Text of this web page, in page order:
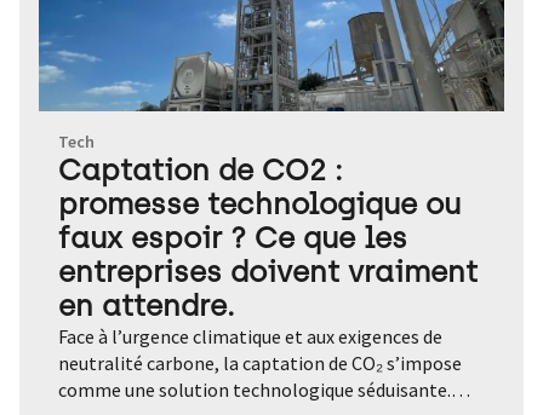
Tech
Captation de CO2 :
promesse technologique ou
faux espoir ? Ce que les
entreprises doivent vraiment
en attendre.
Face à l’urgence climatique et aux exigences de neutralité carbone, la captation de CO₂ s’impose comme une solution technologique séduisante. Mais entre promesses industrielles, limites techniques et risques de greenwashing, cette stratégie ne peut être qu’un levier d’appoint. Pour les entreprises, l’enjeu est clair : savoir où, quand et comment l’intégrer dans une trajectoire climat crédible. Et s’il était possible d’effacer nos émissions de dioxyde de carbone comme on clique sur une corbeille numérique ? La technologie peut-elle nous permettre de freiner le dérèglement climatique ? Face à l’urgence climatique et l’accélération des réglementations carbone, le captage de CO₂ fait désormais partie des stratégies climatiques de nombreuses entreprises. De l’aciérie aux start-ups de la tech verte, les regards se tournent vers cette technologie censée « aspirer » le CO₂ de l’air ou le piéger à la sortie des cheminées industrielles. Cependant, derrière les promesses d’une neutralité carbone facilitée, les limites techniques, économiques et écologiques sont bien réelles. Coûteuse, énergivore et encore marginale à l’échelle mondiale, la captation de CO₂ ne peut ni remplacer les efforts de sobriété, ni servir de prétexte à l’inaction. Alors, faut-il y croire ? Quelle place cette stratégie peut-elle occuper dans une stratégie climat d’entreprise ? Entre fantasme technologique et levier complémentaire, zoom sur la captation de dioxyde de carbone. Afin de remplir son objectif de neutralité carbone d’ici 2050, l’Union européenne s’est engagée à réduire de 55 % ses émissions de gaz à effet de serre d’ici 2030. Cela implique une décarbonation profonde de l’industrie. Selon le ministère de la Transition écologique, ce secteur représente 21 % des émissions mondiales. Et pour décarboner l’industrie, l’une des solutions serait de retirer du CO₂ de notre atmosphère. Parmi les innovations technologiques : le CCUS (Le Carbon Capture, Utilization and Storage). Un ensemble de technologies qui visent à capter les émissions de dioxyde de carbone pour les valoriser ou les séquestrer durablement et ainsi éviter qu’elles ne soient relâchées dans l’atmosphère. Pourquoi la captation de CO₂ séduit-elle ? Dans la course à la neutralité carbone, la captation de dioxyde de carbone est en train de devenir le nouvel eldorado des industriels. Prometteuse sur le papier, cette technologie est séduisante : continuer à produire, et émettre du CO₂, tout en retirant le carbone de l’atmosphère ou en le piégeant à la source. Un compromis intéressant pour des secteurs où la décarbonation pure reste complexe, voire physiquement impossible, comme ceux du ciment ou de l’acier. C’est justement ce que propose la start-up Revcoo, installée à Venissieux, près de Lyon. L’entreprise française a développé une innovation technologique capable de capter le dioxyde de carbone à la sortie des cheminées industrielles. « Avec notre technologie Carbon Cloud, on vient chercher le CO₂ directement dans les fumées des industriels, car il y est bien plus concentré. Cela se fait par cryogénie, on vient aspirer la fumée, on la sèche puis on entre au cœur de notre technologie : on gèle le CO2 pour le séparer des autres gaz. Une fois capté, le dioxyde de carbone est directement transporté vers des solutions de stockage ou bien acheminé vers des structures qui ont besoin de CO₂ pour réduire leurs émissions fossiles, comme les matériaux de construction ou les domaines de l’aviation », explique Hugo Lucas, fondateur de Revcoo. Un système qui s’adapte aux émissions incompressibles. La technologie CarbonCloud est aujourd’hui en phase pilote sur un site de production de chaux dans les Hauts-de-France. Elle permet de capter deux tonnes de CO₂ par jour. D’ici 2030, le CarbonCloud permettra de capter 100 000 tonnes de CO₂ par jour et par équipement. « On aimerait atteindre un million de tonnes de CO₂ par an », indique l’ingénieur, tout en ayant conscience qu’il s’agit d’une solution transitoire pour certaines entreprises. « Aujourd’hui, il n’y a pas beaucoup de solutions à part la carbon capture, en attendant qu’il y ait de vraies solutions qui arrivent sur le marché (telles que l’hydrogène ou l’électrification) pour pouvoir décarboner une bonne fois pour toute. Je le redis : il y a deux types de carbon capture. Le captage de CO₂, qui est essentiel pour décarboner les industries ciment, chaux et verrerie, et pour les autres, il s’agit d’un gain de temps pour remplir les objectifs de l’Union européenne, en attendant de vraies solutions », expose Hugo Lucas. Ces technologies suscitent donc l’intérêt à mesure que la pression réglementaire s’intensifie. Avec le pacte vert européen et l’élargissement du marché carbone aux secteurs du transport et des bâtiments, les entreprises doivent désormais revoir leurs modèles en profondeur. Sans parler de la directive CSRD. Entrée en vigueur en 2024, elle oblige les grandes entreprises à intégrer au sein d’une section distincte de leur rapport de gestion des informations en matière de durabilité incluant les émissions indirectes de dioxyde de carbone (Scope 3). Cela pousse donc les entreprises à chercher des solutions de compensation. Ainsi, la captation de CO₂ coche plusieurs cases : atteindre les objectifs sans forcément changer aux processus existants, améliorer les bilans climat publiés, et, dans certains cas, générer des crédits carbone revendables sur les marchés volontaires. Résultat : les investissements affluent. En 2023, les financements privés dans les technologies de captation de carbone ont franchi la barre des 11 milliards de dollars dans le monde, d’après le cabinet Bloomberg NEF. De grands groupes, tels que Microsoft, TotalEnergies ou encore Arcelor Mittal, se positionnent, entre partenariats industriels et construction de hubs de captation. Microsoft, par exemple, a signé un contrat de 10 ans avec Climeworks pour retirer 10 000 tonnes de CO₂ de l’atmosphère, une première à cette échelle. Pour beaucoup d’entreprises, en misant sur la captation, c’est surtout gagner du temps : repousser des transformations structurelles coûteuses, tout en affichant des trajectoires carbone vertueuses. Cette logique peut séduire sur le court terme mais a des limites. Des limites technologiques, écologiques et financières En pratique, la captation de dioxyde de carbone paraît bien moins magique qu’elle n’en a l’air. Les performances réelles du captage du CO₂ sont encore limitées. La captation à la source (post-combustion, oxycombustion, etc) est la méthode la plus avancée. Elle peut atteindre des taux de captation de 80 à 95 % selon les technologies. Cependant, elle reste coûteuse et énergivore. Capturer, comprimer, transporter, puis stocker du CO₂ nécessite d’importantes quantités d’énergie. Pour certaines technologies, la consommation représente jusqu’à 25 % de la production d’électricité de l’installation émettrice, d’après le Massachusetts Institute of Technology (MIT). Selon l’Agence internationale de l’énergie (AIE), moins de 0,1 % des émissions mondiales sont actuellement captées. « De nombreuses technologies sont en cours de développement, mais on ne connaît pas encore l’efficacité finale. La quantité d’énergie requise pour capter le CO₂ est très importante, notamment la quantité d’énergie électrique. On assiste au même moment à l’électrification d’autres secteurs (les transports par exemple), cela va donc venir impacter nos capacités de production électrique en France », s’inquiète Aurélie Brunstein, responsable industrie lourde au réseau Action Climat. La captation directe dans l’air (DAC) fait rêver par sa flexibilité : extraire le CO₂ de n’importe quelle zone, indépendamment des sources d’émission. Mais elle est encore plus gourmande en énergie. Climeworks, leader du secteur, estime aujourd’hui un coût entre 600 et 1 000 dollars par tonne de CO₂ retirée, bien au-dessus des prix actuels du marché carbone. Même si les coûts devraient baisser, ils resteront probablement hors de portée pour un usage massif à court terme. « Et cela peut peser sur les dépenses publiques », indique Aurélie Brunstein avant d’ajouter : « Dans le sixième rapport du GIEC (Groupe d’experts intergouvernemental sur l’évolution du climat), les scientifiques montrent que le captage de carbone représente un potentiel assez faible mais un coût important. Beaucoup d’industriels aimeraient y recourir mais demandent l’aide de l’État pour y accéder. C’est un choix technologique qui va retomber sur les finances publiques », alerte la spécialiste. Quant au stockage géologique, il suscite de nombreux débats. Le principe ? Injecter le CO₂ dans des formations souterraines (aquifères salins, anciens gisements de gaz, etc.) pour un enfouissement à long terme. Plusieurs projets sont en cours, notamment en Norvège avec le projet Northern Lights, soutenu par Equinor, Shell et TotalEnergies), mais les infrastructures sont encore rares, et la sécurité à très long terme suscite des inquiétudes. Que se passera-t-il en cas de fuite ? Quelle acceptabilité pour des infrastructures souterraines près des populations ? En Allemagne et au Danemark, plusieurs projets ont déjà suscité des oppositions locales. La réutilisation du dioxyde de carbone capté (CCU), elle, ne permet pas forcément un stockage durable. Reconverti en carburant ou en matériaux, le CO₂ finit souvent par être réémis. L’effet d’aubaine Mais la principale critique, exprimée notamment par le GIEC, repose sur « l’effet d’aubaine ». En laissant penser qu’il sera possible demain de « nettoyer » les émissions d’aujourd’hui, la captation peut justifier l’inaction ou le maintien de modèles polluants. Le phénomène est bien connu des économistes sous le nom de « moral hazard » : plus on compte sur une solution future, moins on agit dans le présent. La captation ne peut, pour l’instant, qu’être un outil d’appoint. En faire un pilier de stratégie climatique revient à miser sur un cheval qui n’a pas encore couru la course. « Avec ces technologies, o